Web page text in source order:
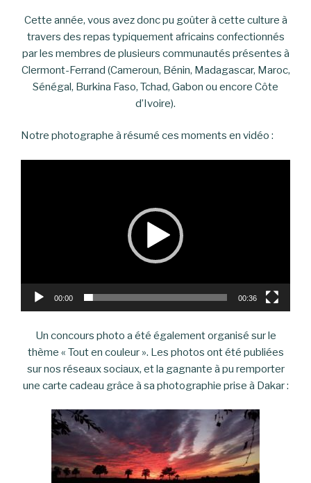
Cette année, vous avez donc pu goûter à cette culture à
travers des repas typiquement africains confectionnés
par les membres de plusieurs communautés présentes à
Clermont-Ferrand (Cameroun, Bénin, Madagascar, Maroc,
Sénégal, Burkina Faso, Tchad, Gabon ou encore Côte
d’Ivoire).
Notre photographe à résumé ces moments en vidéo :
00:00 00:36
Un concours photo a été également organisé sur le
thème « Tout en couleur ». Les photos ont été publiées
sur nos réseaux sociaux, et la gagnante à pu remporter
une carte cadeau grâce à sa photographie prise à Dakar :